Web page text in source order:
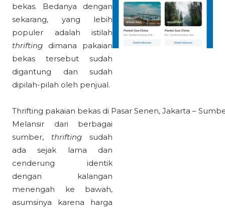
bekas. Bedanya dengan
sekarang, yang lebih
populer adalah istilah
thrifting dimana pakaian
bekas tersebut sudah
digantung dan sudah
dipilah-pilah oleh penjual.
Thrifting pakaian bekas di Pasar Senen, Jakarta –
Melansir dari berbagai
sumber, thrifting sudah
ada sejak lama dan
cenderung identik
dengan kalangan
menengah ke bawah,
asumsinya karena harga